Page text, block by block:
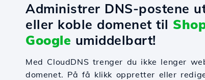
Administrer DNS-postene
eller koble domenet til
Google umiddelbart!
Med CloudDNS trenger du ikke lenger
domenet. På få klikk oppretter eller